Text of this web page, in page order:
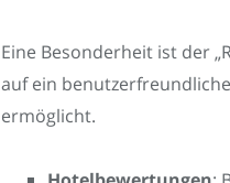
Eine Besonderheit ist der
auf ein
ermöglicht.